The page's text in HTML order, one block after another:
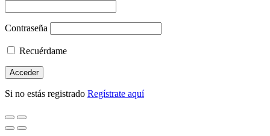
Contraseña
Recuérdame
Si no estás registrado Regístrate aquí